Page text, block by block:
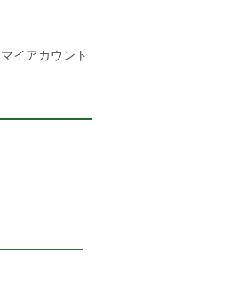
マイアカウント